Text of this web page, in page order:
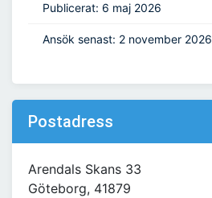
Publicerat: 6 maj 2026
Ansök senast: 2 november 2026
Postadress
Arendals Skans 33
Göteborg, 41879